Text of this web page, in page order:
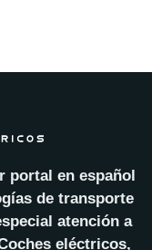
portal en español
de transporte
atención a
eléctricos,